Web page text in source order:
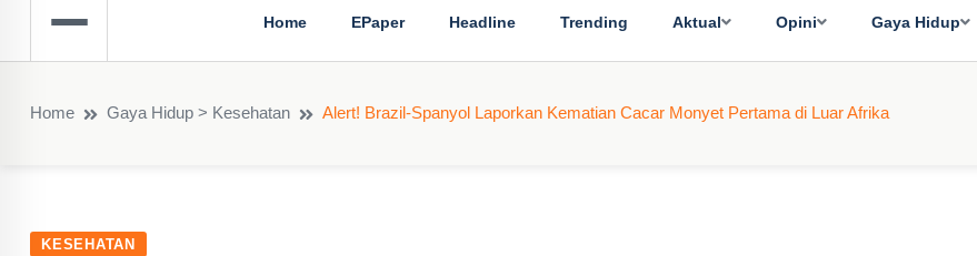
Home EPaper Headline Trending Aktual Opini Gaya Hidup
Home Gaya Hidup > Kesehatan Alert! Brazil-Spanyol Laporkan Kematian Cacar Monyet Pertama di Luar Afrika
KESEHATAN